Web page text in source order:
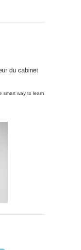
du cabinet
smart way to learn